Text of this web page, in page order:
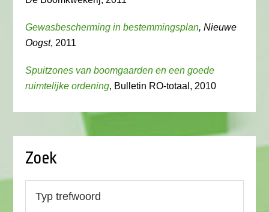
Gewasbescherming in bestemmingsplan, Nieuwe
Oogst, 2011
Spuitzones van boomgaarden en een goede
ruimtelijke ordening, Bulletin RO-totaal, 2010
Zoek